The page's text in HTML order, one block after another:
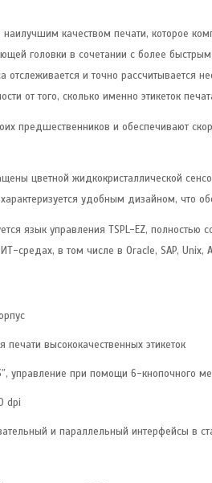
качеством печати, которое
головки в сочетании с более
и точно рассчитывается
от того, сколько именно этикеток
предшественников и обеспечивают
цветной жидкокристаллической
удобным дизайном, что
язык управления TSPL-EZ,
средах, в том числе в Oracle, SAP, Unix,
высококачественных этикеток
управление при помощи 6-кнопочного
dpi
и параллельный интерфейсы в